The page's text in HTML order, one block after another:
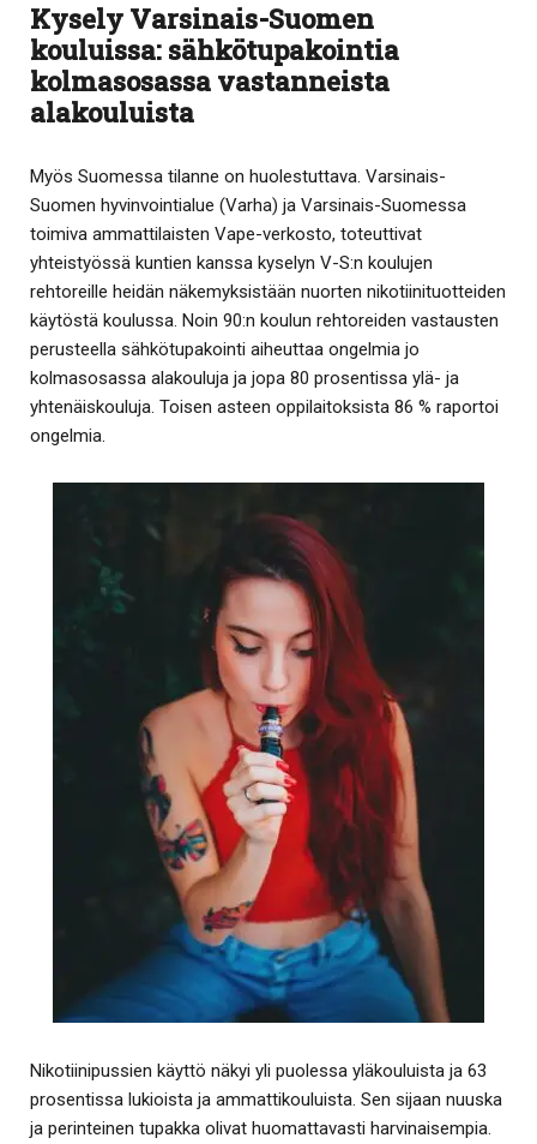
Kysely Varsinais-Suomen
kouluissa: sähkötupakointia
kolmasosassa vastanneista
alakouluista
Myös Suomessa tilanne on huolestuttava. Varsinais-
Suomen hyvinvointialue (Varha) ja Varsinais-Suomessa
toimiva ammattilaisten Vape-verkosto, toteuttivat
yhteistyössä kuntien kanssa kyselyn V-S:n koulujen
rehtoreille heidän näkemyksistään nuorten nikotiinituotteiden
käytöstä koulussa. Noin 90:n koulun rehtoreiden vastausten
perusteella sähkötupakointi aiheuttaa ongelmia jo
kolmasosassa alakouluja ja jopa 80 prosentissa ylä- ja
yhtenäiskouluja. Toisen asteen oppilaitoksista 86 % raportoi
ongelmia.
Nikotiinipussien käyttö näkyi yli puolessa yläkouluista ja 63
prosentissa lukioista ja ammattikouluista. Sen sijaan nuuska
ja perinteinen tupakka olivat huomattavasti harvinaisempia.